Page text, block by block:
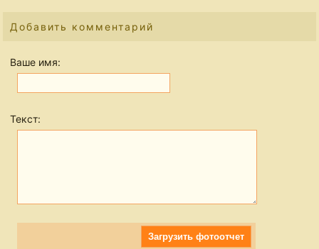
Добавить комментарий
Ваше имя:
Текст:
Загрузить фотоотчет